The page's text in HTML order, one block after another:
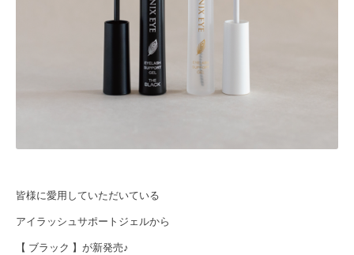
皆様に愛用していただいている
アイラッシュサポートジェルから
【 ブラック 】が新発売♪